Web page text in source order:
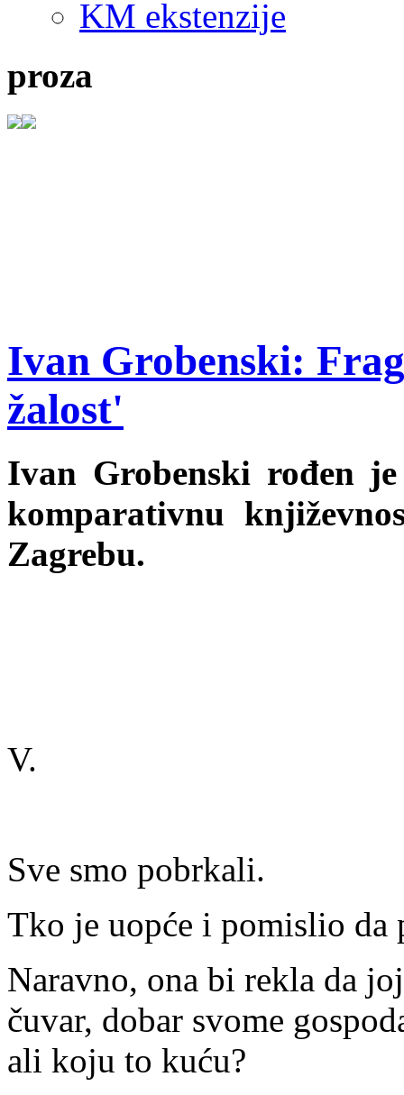
KM ekstenzije
proza
Ivan Grobenski:
žalost'
Ivan Grobenski rođen
komparativnu
Zagrebu.
V.
Sve smo pobrkali.
Tko je uopće i pomislio da
Naravno, ona bi rekla da
čuvar, dobar svome
ali koju to kuću?